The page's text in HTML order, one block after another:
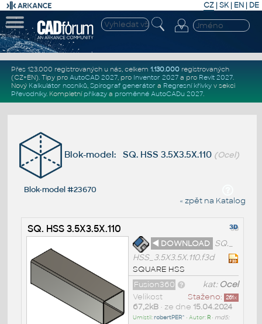
CZ | SK| EN | DE
Přes 123.000 registrovaných u nás, celkem 1.130.000registrovaných
(CZ+EN). Tipy pro AutoCAD 2027, pro Inventor 2027a pro Revit 2027.
Nový Kalkulátor nosníků, Spirograf generátor a Regresní křivkyv sekci
Převodníky. Kompletní příkazya proměnné AutoCADu 2027.
Blok-model: SQ. HSS 3.5X3.5X.110 (Ocel)
Blok-model #23670
« zpět na Katalog
SQ. HSS 3.5X3.5X.110
◄ DOWNLOAD SQ._
HSS_3.5X3.5X.110.f3d
SQUARE HSS
kat: Ocel
Fusion360
Staženo: 261x
Velikost
67,2kB• ze dne 15.04.2024
Umístil:robertPER^ • Autor: R• md5: